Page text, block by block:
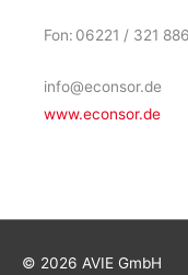
Fon: 06221 / 321
info@econsor.de
www.econsor.de
© 2026 AVIE GmbH